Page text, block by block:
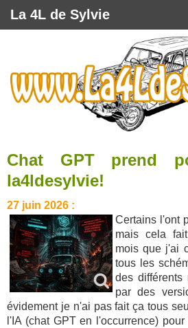
Chat GPT prend
la4ldesylvie!
27 juin 2026 :
Certains l'ont
mais cela
mois que j'ai
tous les
des différents
par des
évidement je n'ai pas fait ça tous
l'IA (chat GPT en l'occurrence)
La 4L de Sylvie